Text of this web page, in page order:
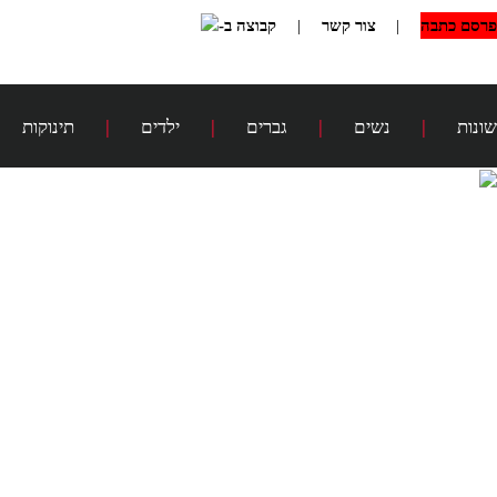
פרסם כתבה | צור קשר | קבוצה ב-
שונות | נשים | גברים | ילדים | תינוקות